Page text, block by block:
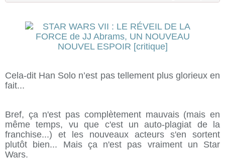
Cela-dit Han Solo n’est pas tellement plus glorieux en
fait...
Bref, ça n'est pas complètement mauvais (mais en
même temps, vu que c'est un auto-plagiat de la
franchise...) et les nouveaux acteurs s'en sortent
plutôt bien... Mais ça n'est pas vraiment un Star
Wars.